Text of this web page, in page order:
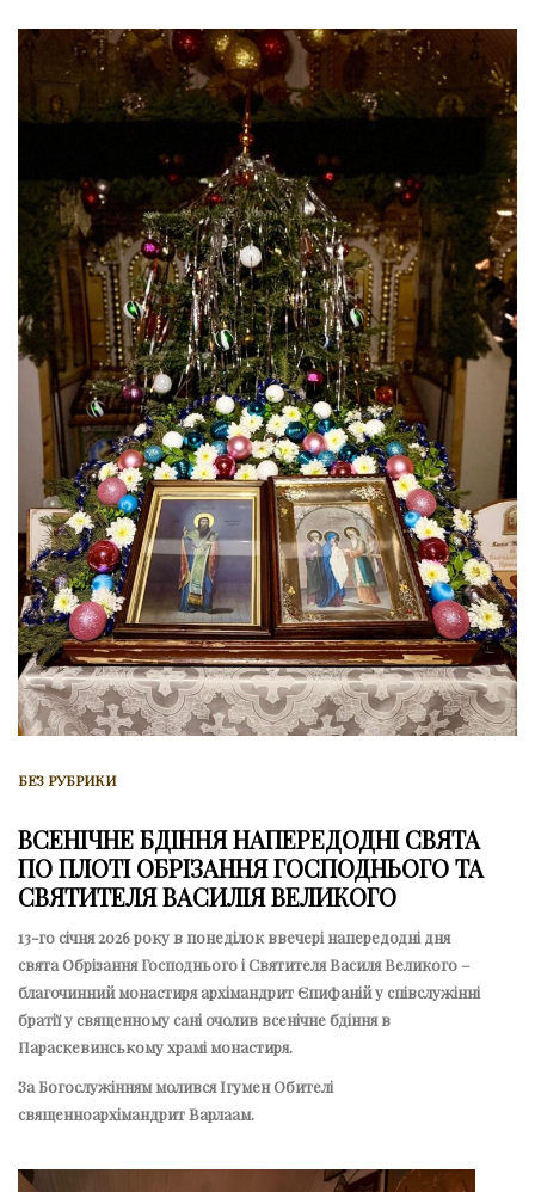
БЕЗ РУБРИКИ
ВСЕНІЧНЕ БДІННЯ НАПЕРЕДОДНІ СВЯТА
ПО ПЛОТІ ОБРІЗАННЯ ГОСПОДНЬОГО ТА
СВЯТИТЕЛЯ ВАСИЛІЯ ВЕЛИКОГО
13-го січня 2026 року в понеділок ввечері напередодні дня
свята Обрізання Господнього і Святителя Василя Великого –
благочинний монастиря архімандрит Єпифаній у співслужінні
братії у священному сані очолив всенічне бдіння в
Параскевинському храмі монастиря.
За Богослужінням молився Ігумен Обителі
священноархімандрит Варлаам.